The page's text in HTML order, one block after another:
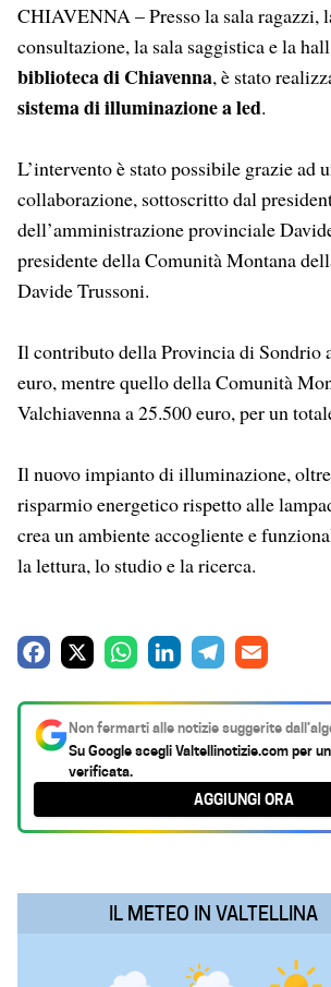
CHIAVENNA – Presso la sala ragazzi,
consultazione, la sala saggistica e la
biblioteca di Chiavenna, è stato
sistema di illuminazione a led.
L’intervento è stato possibile grazie ad
collaborazione, sottoscritto dal
dell’amministrazione provinciale
presidente della Comunità Montana
Davide Trussoni.
Il contributo della Provincia di Sondrio
euro, mentre quello della Comunità
Valchiavenna a 25.500 euro, per un
Il nuovo impianto di illuminazione,
risparmio energetico rispetto alle
crea un ambiente accogliente e
la lettura, lo studio e la ricerca.
c
e
b
o
t
s
A
k
e
d
e
g
r
a
i
l
Non fermarti alle notizie suggerite
Su Google scegliValtellinotizie.comper
verificata.
AGGIUNGI ORA
IL METEO IN VALTELLINA